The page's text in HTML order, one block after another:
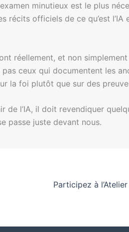
minutieux est le plus
récits officiels de ce qu’est
réellement, et non
ceux qui documentent les
la foi plutôt que sur des
de l’IA, il doit revendiquer
passe juste devant nous.